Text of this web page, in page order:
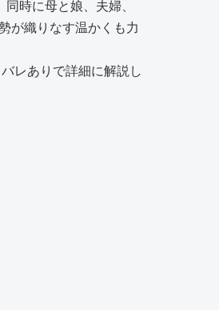
時に母と娘、夫婦、
が織りなす温かくも力
レありで詳細に解説し